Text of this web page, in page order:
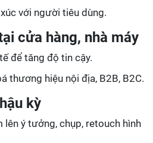
với người tiêu dùng.
cửa hàng, nhà máy
để tăng độ tin cậy.
thương hiệu nội địa, B2B, B2C.
kỳ
ý tưởng, chụp, retouch hình